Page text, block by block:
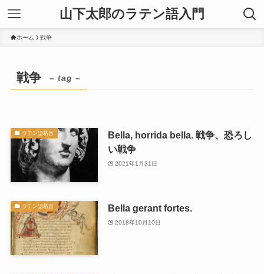
山下太郎のラテン語入門
ホーム 戦争
戦争 – tag –
ラテン語格言
Bella, horrida bella. 戦争、恐ろし
い戦争
2021年1月31日
ラテン語格言 Bella gerant fortes.
2018年10月10日